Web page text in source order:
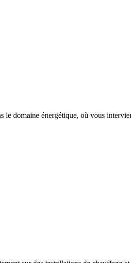
domaine énergétique, où vous